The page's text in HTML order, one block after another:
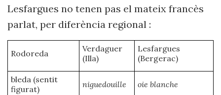
Lesfargues no tenen pas el mateix francès
parlat, per diferència regional :
Rodoreda
Verdaguer
(Illa)
Lesfargues
(Bergerac)
bleda (sentit
figurat)
niguedouille oie blanche